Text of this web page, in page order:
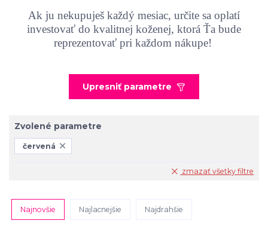
Ak ju nekupuješ každý mesiac, určite sa oplatí
investovať do kvalitnej koženej, ktorá Ťa bude
reprezentovať pri každom nákupe!
Upresniť parametre
Zvolené parametre
červená
zmazať všetky filtre
Najnovšie Najlacnejšie Najdrahšie